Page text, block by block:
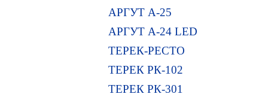
АРГУТ А-25
АРГУТ А-24 LED
ТЕРЕК-РЕСТО
ТЕРЕК РК-102
ТЕРЕК РК-301